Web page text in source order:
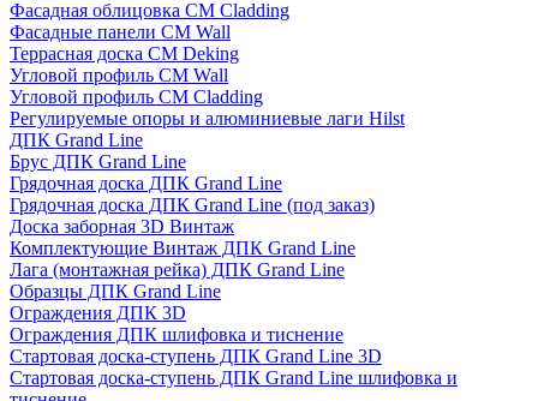
Фасадная облицовка CM Cladding
Фасадные панели CM Wall
Террасная доска CM Deking
Угловой профиль CM Wall
Угловой профиль CM Cladding
Регулируемые опоры и алюминиевые лаги Hilst
ДПК Grand Line
Брус ДПК Grand Line
Грядочная доска ДПК Grand Line
Грядочная доска ДПК Grand Line (под заказ)
Доска заборная 3D Винтаж
Комплектующие Винтаж ДПК Grand Line
Лага (монтажная рейка) ДПК Grand Line
Образцы ДПК Grand Line
Ограждения ДПК 3D
Ограждения ДПК шлифовка и тиснение
Стартовая доска-ступень ДПК Grand Line 3D
Стартовая доска-ступень ДПК Grand Line шлифовка и